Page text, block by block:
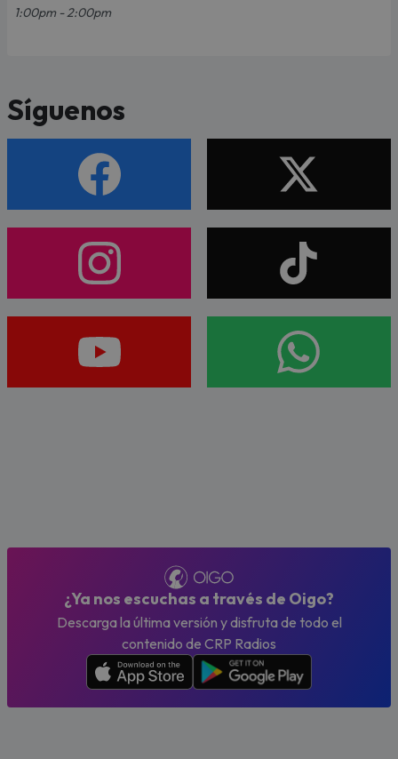
1:00pm - 2:00pm
Síguenos
¿Ya nos escuchas a través de Oigo?
Descarga la última versión y disfruta de todo el
contenido de CRP Radios